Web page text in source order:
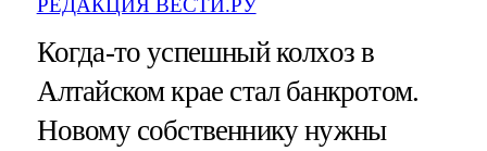
Когда-то успешный колхоз в
Алтайском крае стал банкротом.
Новому собственнику нужны